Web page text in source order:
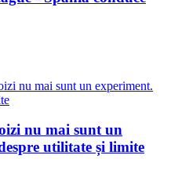
nu mai sunt un
utilitate și limite